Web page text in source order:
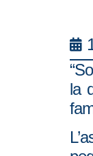
la